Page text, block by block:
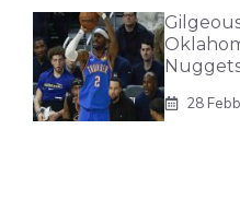
28